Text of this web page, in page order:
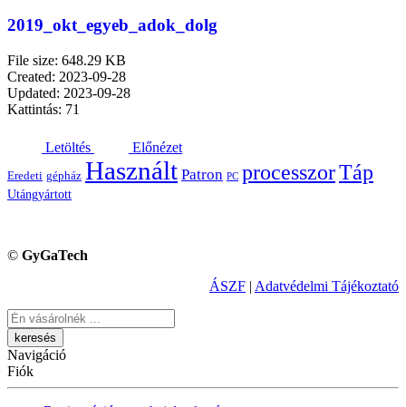
2019_okt_egyeb_adok_dolg
File size: 648.29 KB
Created: 2023-09-28
Updated: 2023-09-28
Kattintás: 71
Letöltés Előnézet
Eredeti gépház Használt Patron PC processzorTáp
Utángyártott
© GyGaTech
ÁSZF | Adatvédelmi Tájékoztató
Keresés
Navigáció
Fiók